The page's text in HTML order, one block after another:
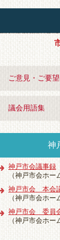
ご意見・ご要
議会用語集
神
神戸市会議事録
（神戸市会ホー
神戸市会 本会
（神戸市会ホー
神戸市会 委員
（神戸市会ホー